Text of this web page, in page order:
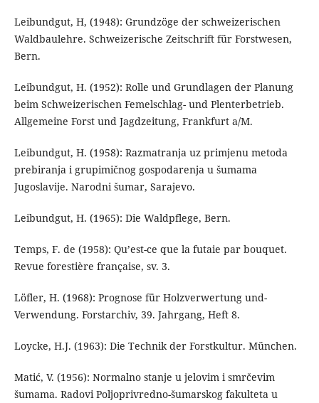
Leibundgut, H, (1948): Grundzöge der schweizerischen
Waldbaulehre. Schweizerische Zeitschrift für Forstwesen,
Bern.
Leibundgut, H. (1952): Rolle und Grundlagen der Planung
beim Schweizerischen Femelschlag- und Plenterbetrieb.
Allgemeine Forst und Jagdzeitung, Frankfurt a/M.
Leibundgut, H. (1958): Razmatranja uz primjenu metoda
prebiranja i grupimičnog gospodarenja u šumama
Jugoslavije. Narodni šumar, Sarajevo.
Leibundgut, H. (1965): Die Waldpflege, Bern.
Temps, F. de (1958): Qu’est-ce que la futaie par bouquet.
Revue forestière française, sv. 3.
Löfler, H. (1968): Prognose für Holzverwertung und-
Verwendung. Forstarchiv, 39. Jahrgang, Heft 8.
Loycke, H.J. (1963): Die Technik der Forstkultur. München.
Matić, V. (1956): Normalno stanje u jelovim i smrčevim
šumama. Radovi Poljoprivredno-šumarskog fakulteta u